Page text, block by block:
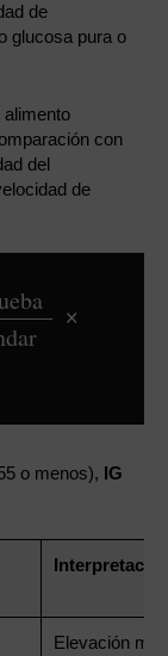
de
glucosa pura o
con
del
de
×
o menos), IG
Elevación